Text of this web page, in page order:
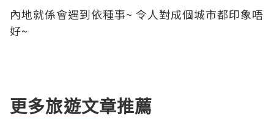
內地就係會遇到依種事~ 令人對成個城市都印象唔
好~
更多旅遊文章推薦